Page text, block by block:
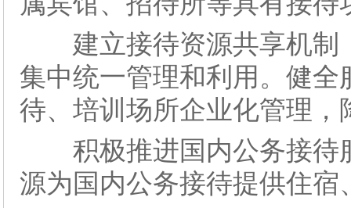
建立接待资源共享机制
集中统一管理和利用。健
待、培训场所企业化管理，
积极推进国内公务接待
源为国内公务接待提供住